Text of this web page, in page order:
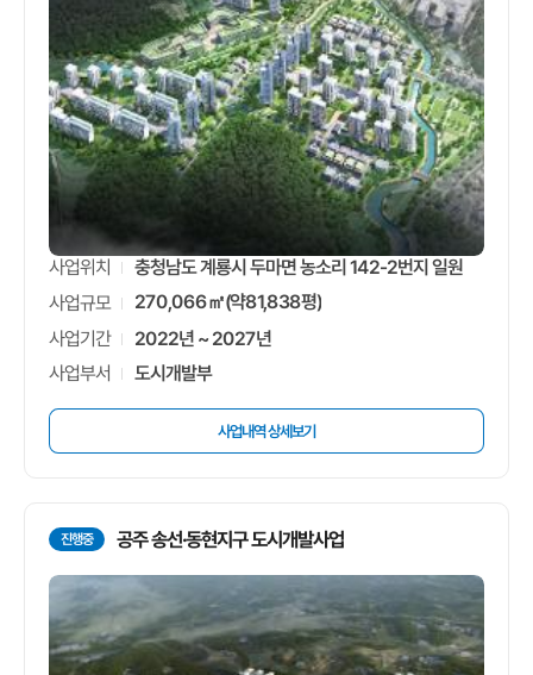
사업위치 충청남도 계룡시 두마면 농소리 142-2번지 일원
사업규모 270,066㎡(약81,838평)
사업기간 2022년 ~ 2027년
사업부서 도시개발부
사업내역 상세보기
진행중 공주 송선·동현지구 도시개발사업